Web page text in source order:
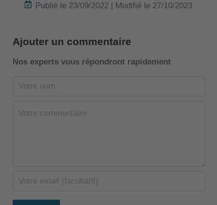
Publié le 23/09/2022 | Modifié le 27/10/2023
Ajouter un commentaire
Nos experts vous répondront rapidement